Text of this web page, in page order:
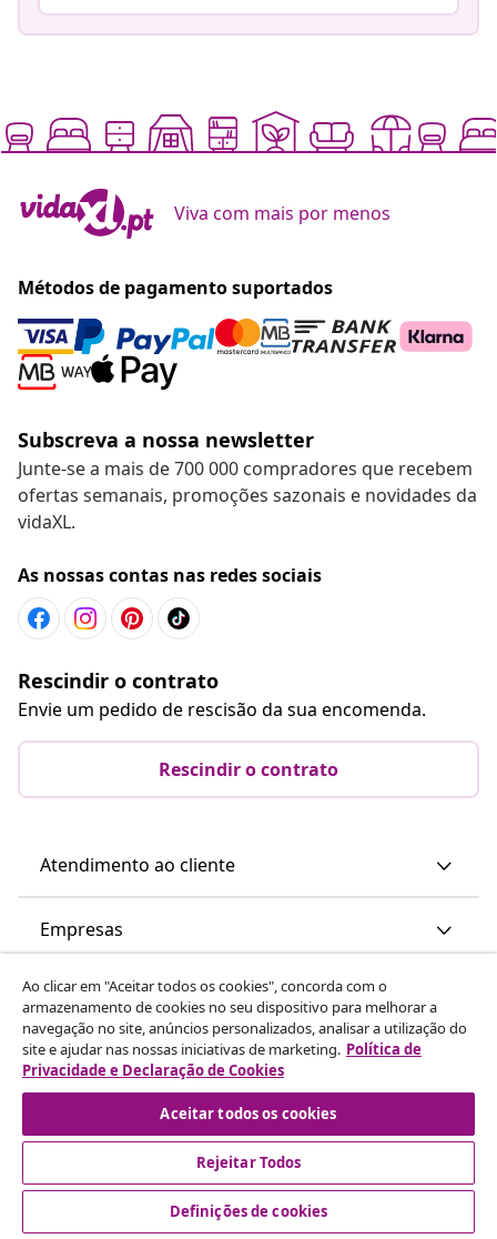
Viva com mais por menos
Métodos de pagamento suportados
Subscreva a nossa newsletter
Junte-se a mais de 700 000 compradores que recebem
ofertas semanais, promoções sazonais e novidades da
vidaXL.
As nossas contas nas redes sociais
Rescindir o contrato
Envie um pedido de rescisão da sua encomenda.
Rescindir o contrato
Atendimento ao cliente
Empresas
vidaXL
Descubra mais
Ao clicar em "Aceitar todos os cookies", concorda com o
armazenamento de cookies no seu dispositivo para melhorar a
navegação no site, anúncios personalizados, analisar a utilização do
site e ajudar nas nossas iniciativas de marketing. Política de
Privacidade e Declaração de Cookies
Aceitar todos os cookies
Rejeitar Todos
Definições de cookies